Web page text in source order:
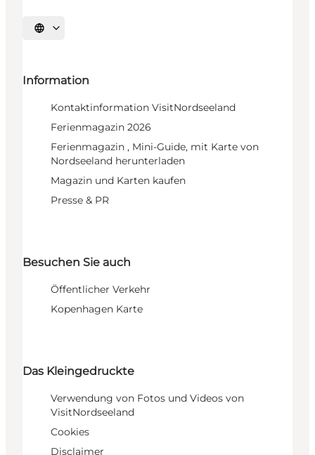
Sprache auswählen
Information
Kontaktinformation VisitNordseeland
Ferienmagazin 2026
Ferienmagazin , Mini-Guide, mit Karte von
Nordseeland herunterladen
Magazin und Karten kaufen
Presse & PR
Besuchen Sie auch
Öffentlicher Verkehr
Kopenhagen Karte
Das Kleingedruckte
Verwendung von Fotos und Videos von
VisitNordseeland
Cookies
Disclaimer